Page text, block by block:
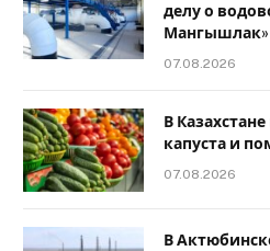
делу о
Мангышлак»
07.08.2026
В
капуста и
07.08.2026
В